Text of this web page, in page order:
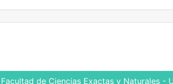
Facultad de Ciencias Exactas y Naturales -